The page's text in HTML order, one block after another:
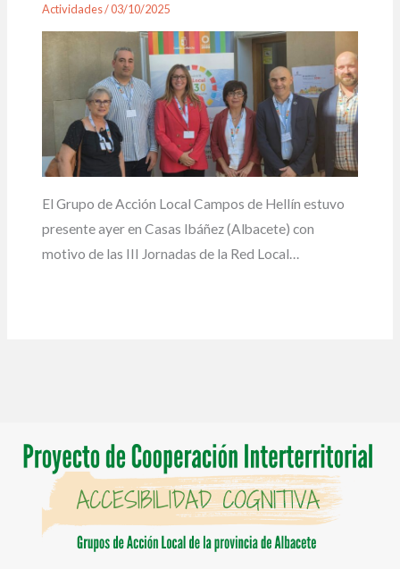
Actividades/03/10/2025
El Grupo de Acción Local Campos de Hellín estuvo
presente ayer en Casas Ibáñez (Albacete) con
motivo de las III Jornadas de la Red Local…